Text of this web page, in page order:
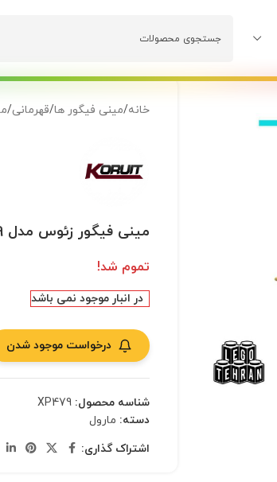
خانه/مینی فیگور ها/قهرمانی/
مینی فیگور زئوس مدل XP479
تموم شد!
در انبار موجود نمی باشد
درخواست موجود شدن
شناسه محصول: XP479
دسته: مارول
اشتراک گذاری: